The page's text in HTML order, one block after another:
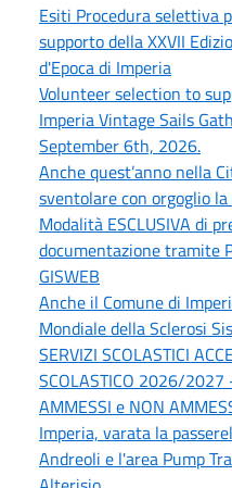
Esiti Procedura selettiva
supporto della XXVII
d'Epoca di Imperia
Volunteer selection to
Imperia Vintage Sails
September 6th, 2026.
Anche quest’anno nella
sventolare con orgoglio
Modalità ESCLUSIVA di
documentazione tramite
GISWEB
Anche il Comune di
Mondiale della Sclerosi
SERVIZI SCOLASTICI
SCOLASTICO 2026/2027
AMMESSI e NON
Imperia, varata la
Andreoli e l'area Pump